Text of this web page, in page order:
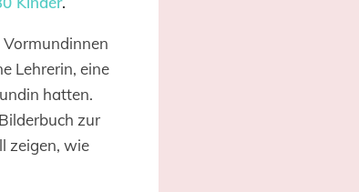
Lehrerin, eine
hatten.
zur
zeigen, wie